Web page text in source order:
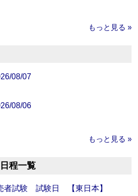
もっと見る »
08/07
08/06
もっと見る »
程一覧
者試験 試験日 【東日本】